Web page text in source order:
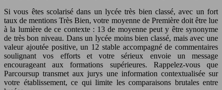
Si vous êtes scolarisé dans un lycée très bien classé, avec un fort
taux de mentions Très Bien, votre moyenne de Première doit être lue
à la lumière de ce contexte : 13 de moyenne peut y être synonyme
de très bon niveau. Dans un lycée moins bien classé, mais avec une
valeur ajoutée positive, un 12 stable accompagné de commentaires
soulignant vos efforts et votre sérieux envoie un message
encourageant aux formations supérieures. Rappelez-vous que
Parcoursup transmet aux jurys une information contextualisée sur
votre établissement, ce qui limite les comparaisons brutales entre